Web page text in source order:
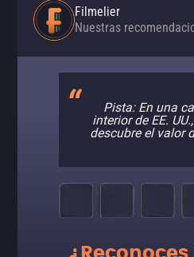
Filmelier
Nuestras
Pista: En una
interior de EE.
descubre el valor